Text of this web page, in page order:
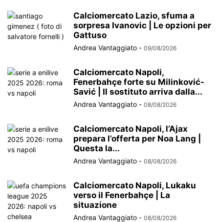
Calciomercato Lazio, sfuma a
sorpresa Ivanovic | Le opzioni per
Gattuso
Andrea Vantaggiato - 09/08/2026
Calciomercato Napoli,
Fenerbahçe forte su Milinković-
Savić | Il sostituto arriva dalla...
Andrea Vantaggiato - 08/08/2026
Calciomercato Napoli, l’Ajax
prepara l’offerta per Noa Lang |
Questa la...
Andrea Vantaggiato - 08/08/2026
Calciomercato Napoli, Lukaku
verso il Fenerbahçe | La
situazione
Andrea Vantaggiato - 08/08/2026